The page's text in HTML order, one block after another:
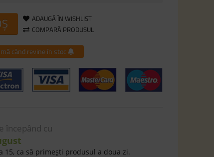
ADAUGĂ ÎN WISHLIST
COMPARĂ PRODUSUL
când revine în stoc
începând cu
15, ca să primeşti produsul a doua zi.